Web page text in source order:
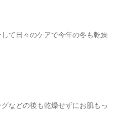
て日々のケアで今年の冬も乾燥
などの後も乾燥せずにお肌もっ